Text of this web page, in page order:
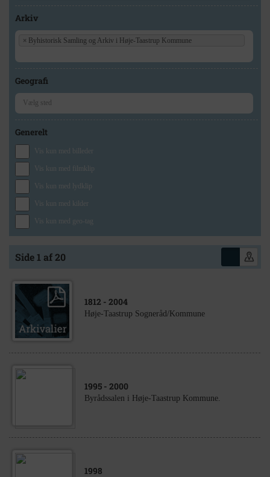
Arkiv
× Byhistorisk Samling og Arkiv i Høje-Taastrup Kommune
Geografi
Generelt
Vis kun med billeder
Vis kun med filmklip
Vis kun med lydklip
Vis kun med kilder
Vis kun med geo-tag
Side 1 af 20
1812 - 2004
Høje-Taastrup Sogneråd/Kommune
1995 - 2000
Byrådssalen i Høje-Taastrup Kommune.
1998